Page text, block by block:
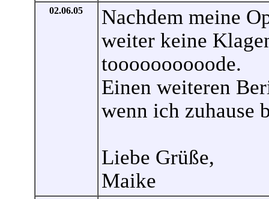
02.06.05
Nachdem meine
weiter keine
toooooooooode.
Einen weiteren
wenn ich zuhause
Liebe Grüße,
Maike